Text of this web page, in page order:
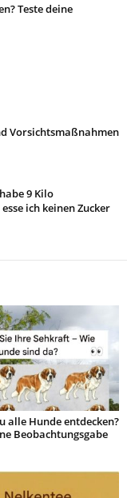
Teste deine
Vorsichtsmaßnahmen
9 Kilo
ich keinen Zucker
alle Hunde entdecken?
Beobachtungsgabe